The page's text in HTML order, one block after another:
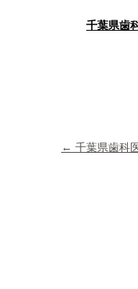
千葉県歯
← 千葉県歯科